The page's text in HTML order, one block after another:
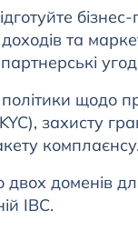
та
політики щодо
захисту
комплаєнсу.
двох доменів
IBC.